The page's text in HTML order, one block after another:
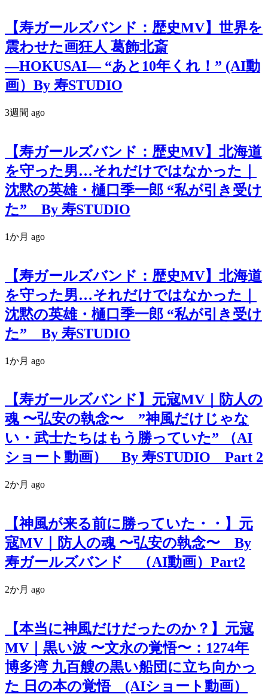
【寿ガールズバンド：歴史MV】世界を
震わせた画狂人 葛飾北斎
―HOKUSAI― “あと10年くれ！” (AI動
画）By 寿STUDIO
3週間 ago
【寿ガールズバンド：歴史MV】北海道
を守った男…それだけではなかった｜
沈黙の英雄・樋口季一郎 “私が引き受け
た” By 寿STUDIO
1か月 ago
【寿ガールズバンド：歴史MV】北海道
を守った男…それだけではなかった｜
沈黙の英雄・樋口季一郎 “私が引き受け
た” By 寿STUDIO
1か月 ago
【寿ガールズバンド】元寇MV｜防人の
魂 〜弘安の執念〜 ”神風だけじゃな
い・武士たちはもう勝っていた” （AI
ショート動画） By 寿STUDIO Part 2
2か月 ago
【神風が来る前に勝っていた・・】元
寇MV｜防人の魂 〜弘安の執念〜 By
寿ガールズバンド （AI動画）Part2
2か月 ago
【本当に神風だけだったのか？】元寇
MV｜黒い波 〜文永の覚悟〜：1274年
博多湾 九百艘の黒い船団に立ち向かっ
た 日の本の覚悟 (AIショート動画）